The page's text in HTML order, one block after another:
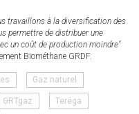
travaillons à la diversification des
permettre de distribuer une
un coût de production moindre"
Biométhane GRDF.
Gaz naturel
GRTgaz Teréga